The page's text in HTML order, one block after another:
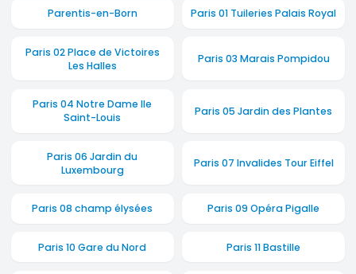
Parentis-en-Born Paris 01 Tuileries Palais Royal
Paris 02 Place de Victoires
Les Halles
Paris 03 Marais Pompidou
Paris 04 Notre Dame Ile
Saint-Louis
Paris 05 Jardin des Plantes
Paris 06 Jardin du
Luxembourg
Paris 07 Invalides Tour Eiffel
Paris 08 champ élysées Paris 09 Opéra Pigalle
Paris 10 Gare du Nord Paris 11 Bastille